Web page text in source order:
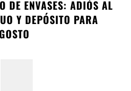
DE ENVASES: ADIÓS AL
Y DEPÓSITO PARA